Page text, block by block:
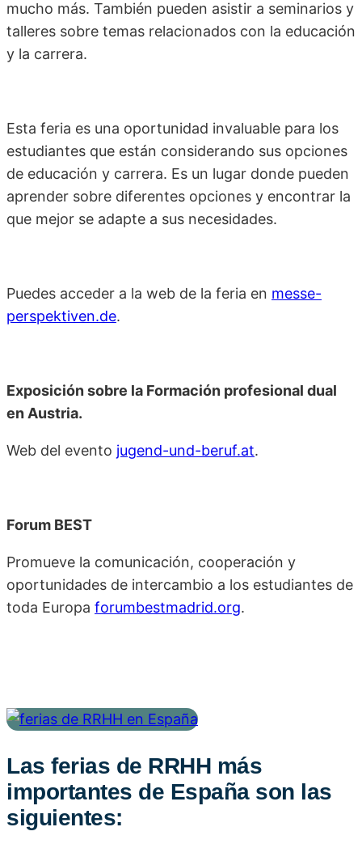
mucho más. También pueden asistir a seminarios y
talleres sobre temas relacionados con la educación
y la carrera.
Esta feria es una oportunidad invaluable para los
estudiantes que están considerando sus opciones
de educación y carrera. Es un lugar donde pueden
aprender sobre diferentes opciones y encontrar la
que mejor se adapte a sus necesidades.
Puedes acceder a la web de la feria en messe-
perspektiven.de.
Exposición sobre la Formación profesional dual
en Austria.
Web del evento jugend-und-beruf.at.
Forum BEST
Promueve la comunicación, cooperación y
oportunidades de intercambio a los estudiantes de
toda Europa forumbestmadrid.org.
Las ferias de RRHH más
importantes de España son las
siguientes: